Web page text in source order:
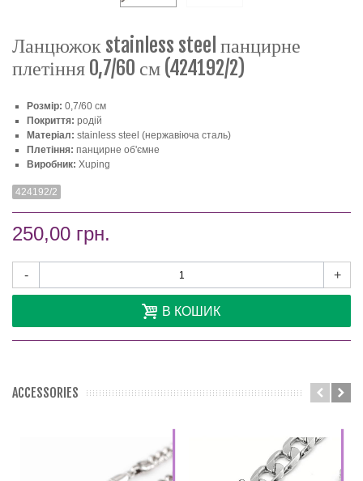
Ланцюжок stainless steel панцирне
плетіння 0,7/60 см (424192/2)
Розмір: 0,7/60 см
Покриття: родій
Матеріал: stainless steel (нержавіюча сталь)
Плетіння: панцирне об'ємне
Виробник: Xuping
424192/2
250,00 грн.
- +
В КОШИК
ACCESSORIES